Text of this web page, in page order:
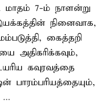
7-ம் நாளன்று
நினைவாக,
கைத்தறி
அதிகரிக்கவும்,
கவுரவத்தை
பாரம்பரியத்தையும்,